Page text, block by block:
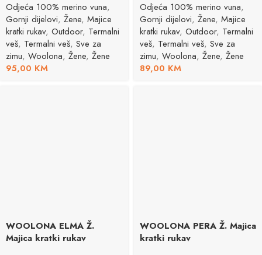
Odjeća 100% merino vuna,
Gornji dijelovi, Žene, Majice
kratki rukav, Outdoor, Termalni
veš, Termalni veš, Sve za
zimu, Woolona, Žene, Žene
95,00 KM
Odjeća 100% merino vuna,
Gornji dijelovi, Žene, Majice
kratki rukav, Outdoor, Termalni
veš, Termalni veš, Sve za
zimu, Woolona, Žene, Žene
89,00 KM
WOOLONA ELMA Ž.
Majica kratki rukav
WOOLONA PERA Ž. Majica
kratki rukav